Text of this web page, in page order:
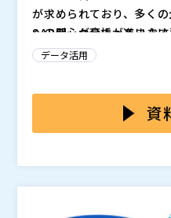
が求められており、多く
への関心が高まっていま
術の進展により、初期費
います。 そこで多くの企
る基盤」として、基幹業
った基幹データに注目し
データは日々蓄積されて
SAPデータ分析が進まな
ェアハウス（DWH）の限
ます。しかし、導入や運
性にも欠けることから、
では「AWS」を活用した
良い分析基盤への移行が
のIT部門、情報システム
ンティスト、ビジネスア
現する方法として、SAP
た新たなデータ分析基盤
株式会社オープンソース
マジセミ株式会社（）
データ活用
資